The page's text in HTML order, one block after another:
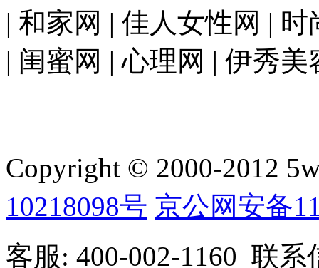
| 和家网 | 佳人女性网 |
| 闺蜜网 | 心理网 | 伊秀美
Copyright © 2000-2012
10218098号 京公网安备
客服: 400-002-1160 联系